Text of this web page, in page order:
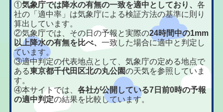
①気象庁では降水の有無の一致を適中としており、各
社の「適中率」は気象庁による検証方法の基準に則り
算出しています。
②気象庁では、その日の予報と実際の24時間中の1mm
以上降水の有無を比べ、一致した場合に適中と判定し
ています。
③適中判定の代表地点として、気象庁の定める地点で
ある東京都千代田区北の丸公園の天気を参照していま
す。
④本サイトでは、各社が公開している7日前0時の予報
の適中判定の結果を比較しています。